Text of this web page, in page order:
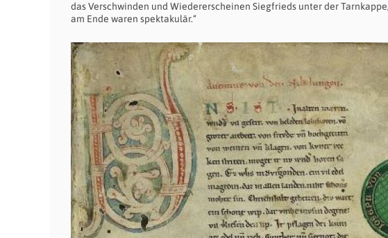
das Verschwinden und Wiedererscheinen Siegfrieds unter der
am Ende waren spektakulär.“